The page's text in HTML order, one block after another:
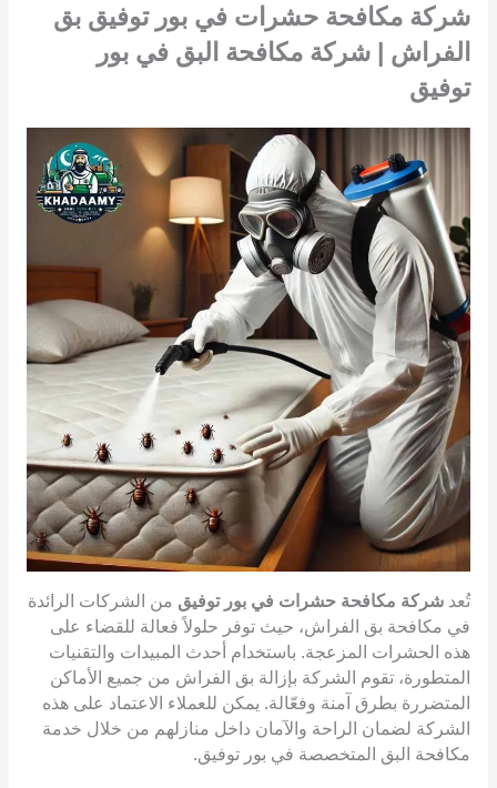
شركة مكافحة حشرات في بور توفيق بق
الفراش | شركة مكافحة البق في بور
توفيق
تُعد شركة مكافحة حشرات في بور توفيق من الشركات الرائدة
في مكافحة بق الفراش، حيث توفر حلولاً فعالة للقضاء على
هذه الحشرات المزعجة. باستخدام أحدث المبيدات والتقنيات
المتطورة، تقوم الشركة بإزالة بق الفراش من جميع الأماكن
المتضررة بطرق آمنة وفعّالة. يمكن للعملاء الاعتماد على هذه
الشركة لضمان الراحة والآمان داخل منازلهم من خلال خدمة
مكافحة البق المتخصصة في بور توفيق.